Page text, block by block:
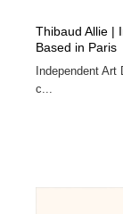
Thibaud Allie |
Based in Paris
Independent
c...